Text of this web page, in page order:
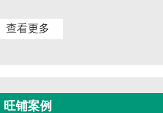
查看更多
旺铺案例